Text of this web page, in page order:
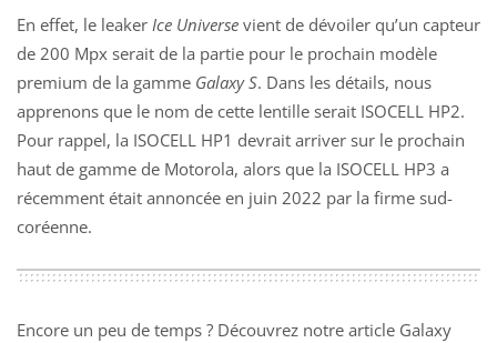
En effet, le leaker Ice Universe vient de dévoiler qu’un capteur
de 200 Mpx serait de la partie pour le prochain modèle
premium de la gamme Galaxy S. Dans les détails, nous
apprenons que le nom de cette lentille serait ISOCELL HP2.
Pour rappel, la ISOCELL HP1 devrait arriver sur le prochain
haut de gamme de Motorola, alors que la ISOCELL HP3 a
récemment était annoncée en juin 2022 par la firme sud-
coréenne.
Encore un peu de temps ? Découvrez notre article Galaxy